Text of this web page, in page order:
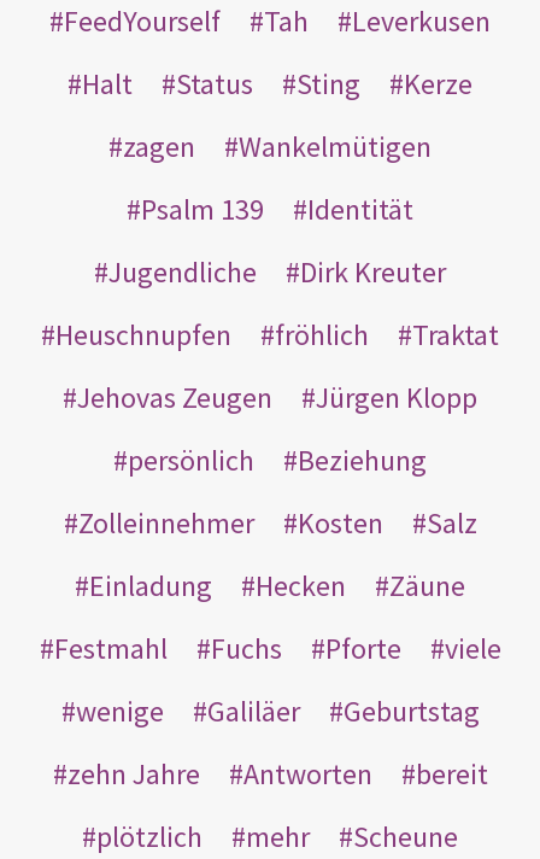
FeedYourself
Tah
Leverkusen
Halt
Status Sting
Kerze
zagen
Wankelmütigen
Psalm 139
Identität
Jugendliche
Dirk Kreuter
Heuschnupfen
fröhlich
Traktat
Jehovas Zeugen
Jürgen Klopp
persönlich
Beziehung
Zolleinnehmer
Kosten
Salz
Einladung
Hecken
Zäune
Festmahl
Fuchs Pforte
viele
wenige
Galiläer
Geburtstag
zehn Jahre
Antworten
bereit
plötzlich
mehr Scheune